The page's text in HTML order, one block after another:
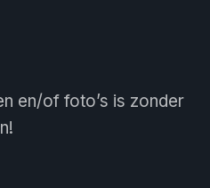
en/of foto’s is zonder